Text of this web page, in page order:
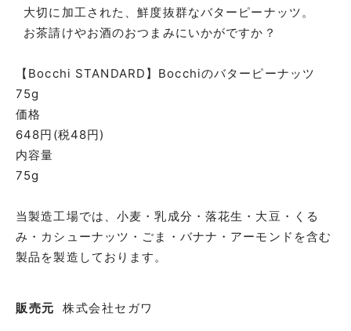
大切に加工された、鮮度抜群なバターピーナッツ。
お茶請けやお酒のおつまみにいかがですか？
【Bocchi STANDARD】Bocchiのバターピーナッツ
75g
価格
648円(税48円)
内容量
75g
当製造工場では、小麦・乳成分・落花生・大豆・くる
み・カシューナッツ・ごま・バナナ・アーモンドを含む
製品を製造しております。
販売元 株式会社セガワ